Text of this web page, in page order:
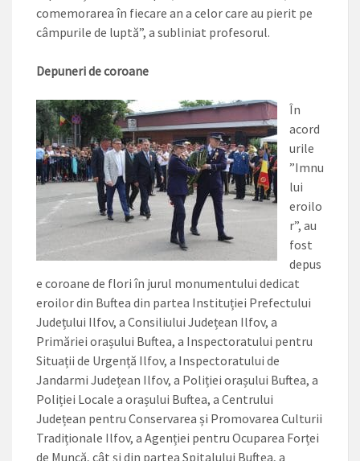
comemorarea în fiecare an a celor care au pierit pe
câmpurile de luptă”, a subliniat profesorul.
Depuneri de coroane
În
acord
urile
”Imnu
lui
eroilo
r”, au
fost
depus
e coroane de flori în jurul monumentului dedicat
eroilor din Buftea din partea Instituției Prefectului
Județului Ilfov, a Consiliului Județean Ilfov, a
Primăriei orașului Buftea, a Inspectoratului pentru
Situații de Urgență Ilfov, a Inspectoratului de
Jandarmi Județean Ilfov, a Poliției orașului Buftea, a
Poliției Locale a orașului Buftea, a Centrului
Județean pentru Conservarea și Promovarea Culturii
Tradiționale Ilfov, a Agenției pentru Ocuparea Forței
de Muncă, cât și din partea Spitalului Buftea, a